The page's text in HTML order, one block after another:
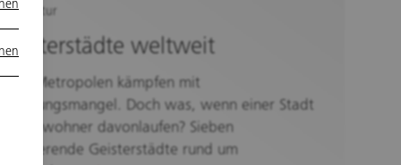
Geisterstädte weltweit
Viele Metropolen kämpfen mit
Wohnungsmangel. Doch was, wenn einer Stadt
die Einwohner davonlaufen? Sieben
faszinierende Geisterstädte rund um